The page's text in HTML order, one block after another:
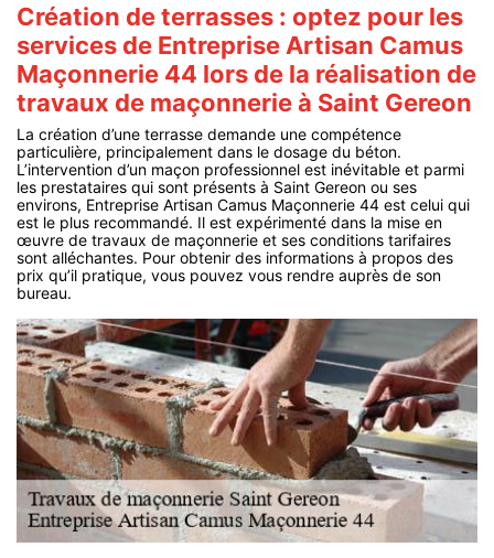
Création de terrasses : optez pour les
services de Entreprise Artisan Camus
Maçonnerie 44 lors de la réalisation de
travaux de maçonnerie à Saint Gereon
La création d’une terrasse demande une compétence
particulière, principalement dans le dosage du béton.
L’intervention d’un maçon professionnel est inévitable et parmi
les prestataires qui sont présents à Saint Gereon ou ses
environs, Entreprise Artisan Camus Maçonnerie 44 est celui qui
est le plus recommandé. Il est expérimenté dans la mise en
œuvre de travaux de maçonnerie et ses conditions tarifaires
sont alléchantes. Pour obtenir des informations à propos des
prix qu’il pratique, vous pouvez vous rendre auprès de son
bureau.